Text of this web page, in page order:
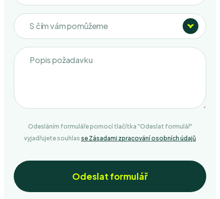
S čím vám pomůžeme
Odesláním formuláře pomocí tlačítka "Odeslat formulář"
vyjadřujete souhlas se Zásadami zpracování osobních údajů
Odeslat formulář